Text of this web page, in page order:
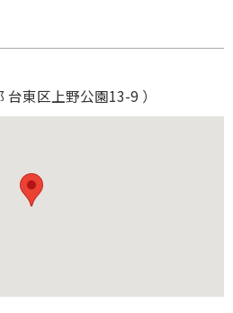
台東区上野公園13-9 ）